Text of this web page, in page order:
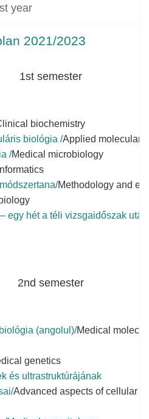
year
2021/2023
1st semester
biochemistry
biológia /Applied molecular
/Medical microbiology
Methodology and
egy hét a téli vizsgaidőszak
2nd semester
(angolul)/Medical
genetics
és ultrastruktúrájának
Advanced aspects of cellular